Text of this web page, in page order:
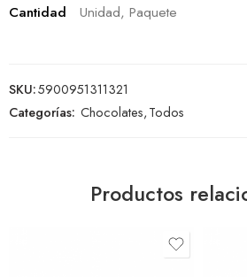
Cantidad
Unidad, Paquete
SKU:5900951311321
Categorías: Chocolates,Todos
Productos